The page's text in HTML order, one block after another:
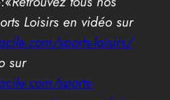
Loisirs en vidéo sur
sports-loisirs/
sur
sports-